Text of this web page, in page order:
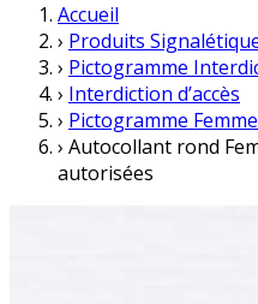
Accueil
› Produits
› Pictogramme
› Interdiction d’accès
› Pictogramme
› Autocollant rond
autorisées